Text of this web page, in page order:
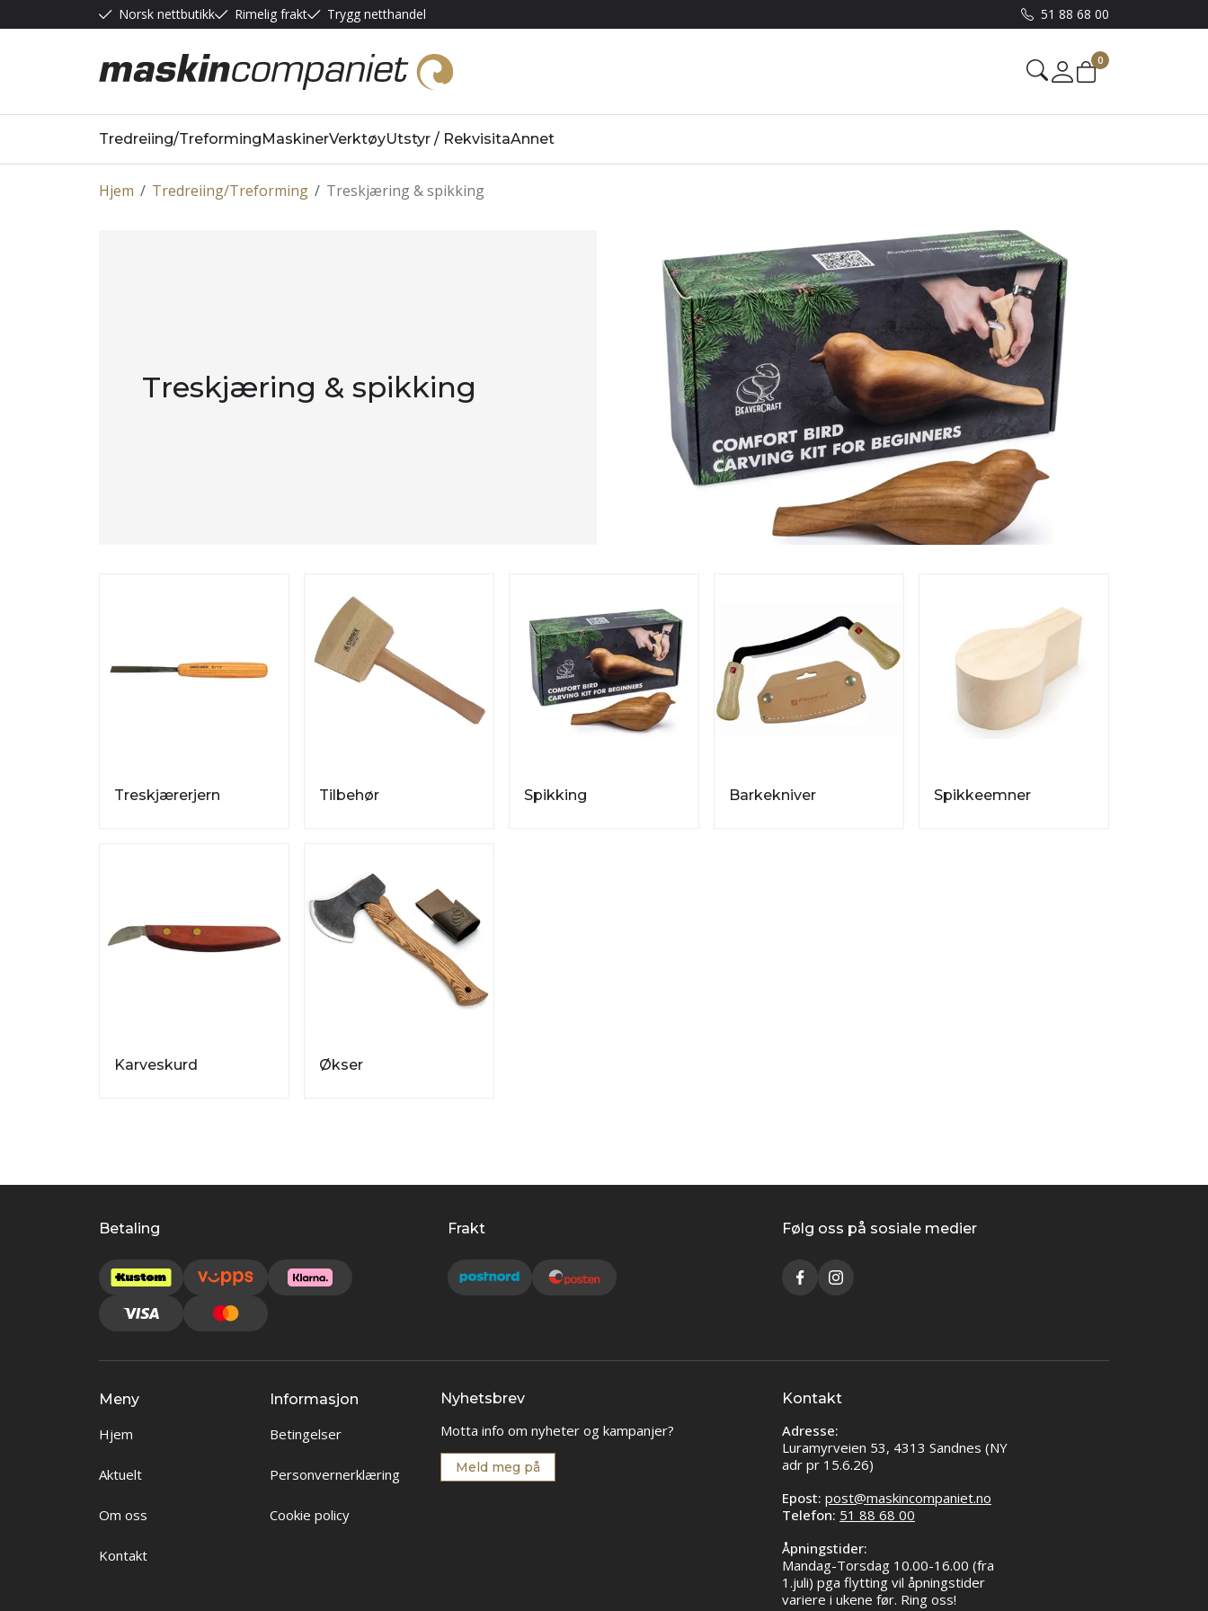
Norsk nettbutikk Rimelig frakt Trygg netthandel 51 88 68 00
Mine sider
0
Tredreiing/TreformingMaskinerVerktøyUtstyr / RekvisitaAnnet
/
Hjem /
Tredreiing/Treforming Treskjæring & spikking
Treskjæring & spikking
Treskjærerjern Tilbehør Spikking Barkekniver Spikkeemner
Karveskurd Økser
Betaling Frakt Følg oss på sosiale medier
Meny
Hjem
Aktuelt
Om oss
Kontakt
Informasjon
Betingelser
Personvernerklæring
Cookie policy
Nyhetsbrev
Motta info om nyheter og kampanjer?
Meld meg på
Kontakt
Adresse:
Luramyrveien 53, 4313 Sandnes (NY
adr pr 15.6.26)
Epost: post@maskincompaniet.no
Telefon: 51 88 68 00
Åpningstider:
Mandag-Torsdag 10.00-16.00 (fra
1.juli) pga flytting vil åpningstider
variere i ukene før. Ring oss!